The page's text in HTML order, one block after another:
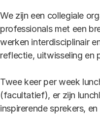
We zijn een collegiale
professionals met een
werken interdisciplinair
reflectie, uitwisseling en
Twee keer per week
(facultatief), er zijn
inspirerende sprekers,